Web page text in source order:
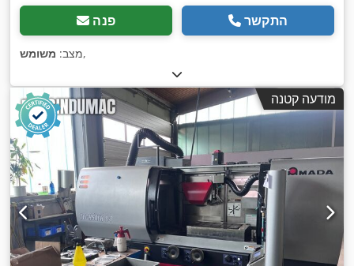
פנה התקשר
מצב: משומש ,
מודעה קטנה